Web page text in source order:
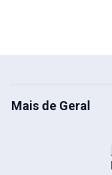
Mais de Geral